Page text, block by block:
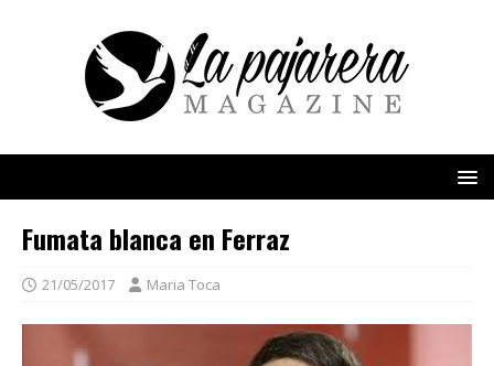
Fumata blanca en Ferraz
21/05/2017 Maria Toca